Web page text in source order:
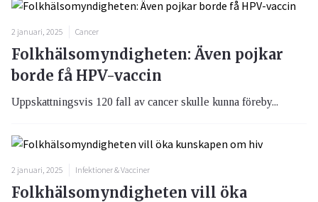
2 januari, 2025 Cancer
Folkhälsomyndigheten: Även pojkar
borde få HPV-vaccin
Uppskattningsvis 120 fall av cancer skulle kunna föreby...
2 januari, 2025 Infektioner & Vacciner
Folkhälsomyndigheten vill öka